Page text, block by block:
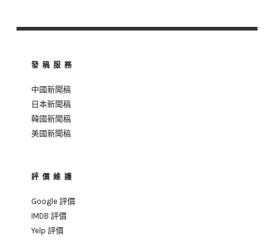
發稿服務
中國新聞稿
日本新聞稿
韓國新聞稿
美國新聞稿
評價維護
Google 評價
IMDB 評價
Yelp 評價